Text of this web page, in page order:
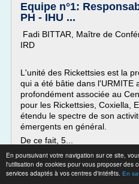
En poursuivant votre navigation sur ce site,
l'utilisation de cookies pour vous proposer des
services adaptés à vos centres d'intérêts. En
Equipe n°1:
PH - IHU ...
Fadi BITTAR, Maître de
IRD
L'unité des Rickettsies est la
qui a été bâtie dans l'URMITE
profondément associée au
pour les Rickettsies, Coxiella,
étendu le spectre de son
émergents en général.
De ce fait, 5...
Lire la suite